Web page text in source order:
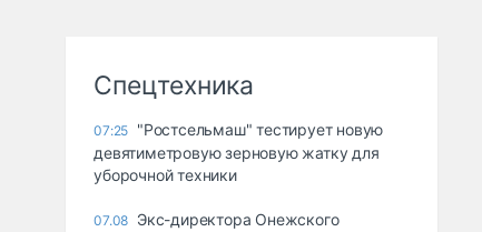
Спецтехника
07:25 "Ростсельмаш" тестирует новую
девятиметровую зерновую жатку для
уборочной техники
07.08 Экс-директора Онежского